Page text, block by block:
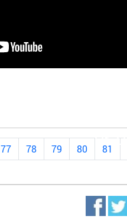
Dr.
77 78 79 80 81